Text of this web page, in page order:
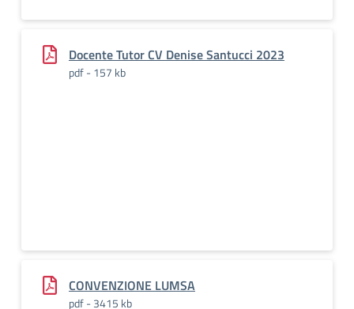
Docente Tutor CV Denise Santucci 2023
pdf - 157 kb
CONVENZIONE LUMSA
pdf - 3415 kb